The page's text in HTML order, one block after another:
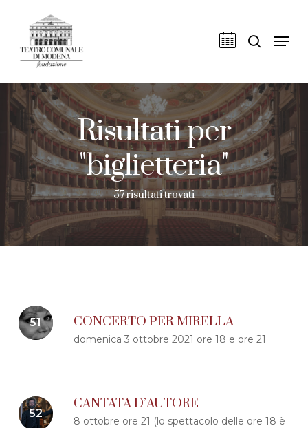
main
content
Risultati per
"biglietteria"
57 risultati trovati
CONCERTO PER MIRELLA
domenica 3 ottobre 2021 ore 18 e ore 21
CANTATA D’AUTORE
8 ottobre ore 21 (lo spettacolo delle ore 18 è